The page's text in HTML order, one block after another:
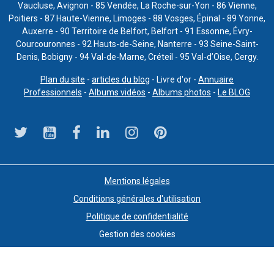
Vaucluse, Avignon - 85 Vendée, La Roche-sur-Yon - 86 Vienne,
Poitiers - 87 Haute-Vienne, Limoges - 88 Vosges, Épinal - 89 Yonne,
Auxerre - 90 Territoire de Belfort, Belfort - 91 Essonne, Évry-
Courcouronnes - 92 Hauts-de-Seine, Nanterre - 93 Seine-Saint-
Denis, Bobigny - 94 Val-de-Marne, Créteil - 95 Val-d’Oise, Cergy.
Plan du site - articles du blog - Livre d'or - Annuaire
Professionnels - Albums vidéos - Albums photos - Le BLOG
Mentions légales
Conditions générales d'utilisation
Politique de confidentialité
Gestion des cookies